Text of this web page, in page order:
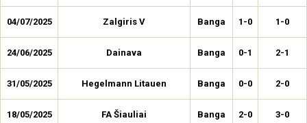
04/07/2025 Zalgiris V Banga 1-0 1-0
24/06/2025 Dainava Banga 0-1 2-1
31/05/2025 Hegelmann Litauen Banga 0-0 2-0
18/05/2025 FA Šiauliai Banga 2-0 3-0